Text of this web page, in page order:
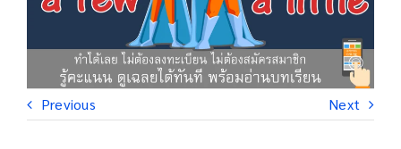
Previous Next